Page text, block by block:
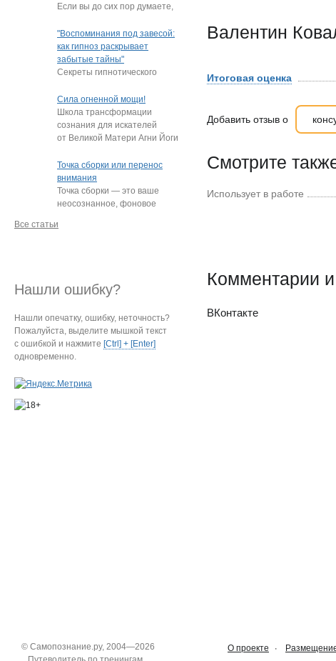
Валентин
Итоговая оценка
Добавить отзыв о
Смотрите
Использует в работе
Комментарии
ВКонтакте
Если вы до сих пор думаете,
"подростки, которые
постоянно …
"Воспоминания под завесой:
как гипноз раскрывает
забытые тайны"
Секреты гипнотического
Нередко под гипнозом люди
извлекают из глубин…
Сила огненной мощи!
Школа трансформации
сознания для искателей
от Великой Матери Агни Йоги
Точка сборки или перенос
внимания
Точка сборки — это ваше
неосознанное, фоновое
на определённый
Все статьи
Нашли ошибку?
Нашли опечатку, ошибку, неточность?
Пожалуйста, выделите мышкой текст
с ошибкой и нажмите [Ctrl] + [Enter]
одновременно.
О проекте
© Самопознание.ру, 2004—2026